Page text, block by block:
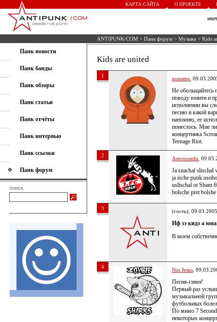
КАРТА САЙТА О ПРОЕКТЕ
ANTIPUNK/COM > Панк форум > Музыка > Kids
Панк новости
Панк банды
Панк обзоры
Панк статьи
Панк отчёты
Панк интервью
Панк ссылки
Панк форум
поиск
Kids are united
1 noname ,
Не обольщайтесь
поводу юнити и
исполнении вы
песню и какой
напомню, ее
понеслось. Мне
концертника
Teenage Riot.
2 Astrozombi ,
Ja snachal slischal
ja ische punk
uslischal ot Sham
bolsche pret
3 (гость),
Иф зэ кидз а
В моем
4 Not Jesus ,
Песня-гимн!
Первый раз
музыкальной
футбольных
По мимо 7
некоторых